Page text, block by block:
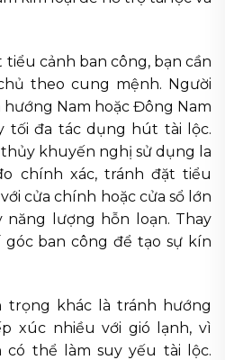
tiểu cảnh ban công, bạn cần
theo cung mệnh. Người
Nam hoặc Đông Nam
tối đa tác dụng hút tài lộc.
khuyến nghị sử dụng la
chính xác, tránh đặt tiểu
cửa chính hoặc cửa sổ lớn
năng lượng hỗn loạn. Thay
ban công để tạo sự kín
trọng khác là tránh hướng
xúc nhiều với gió lạnh, vì
có thể làm suy yếu tài lộc.